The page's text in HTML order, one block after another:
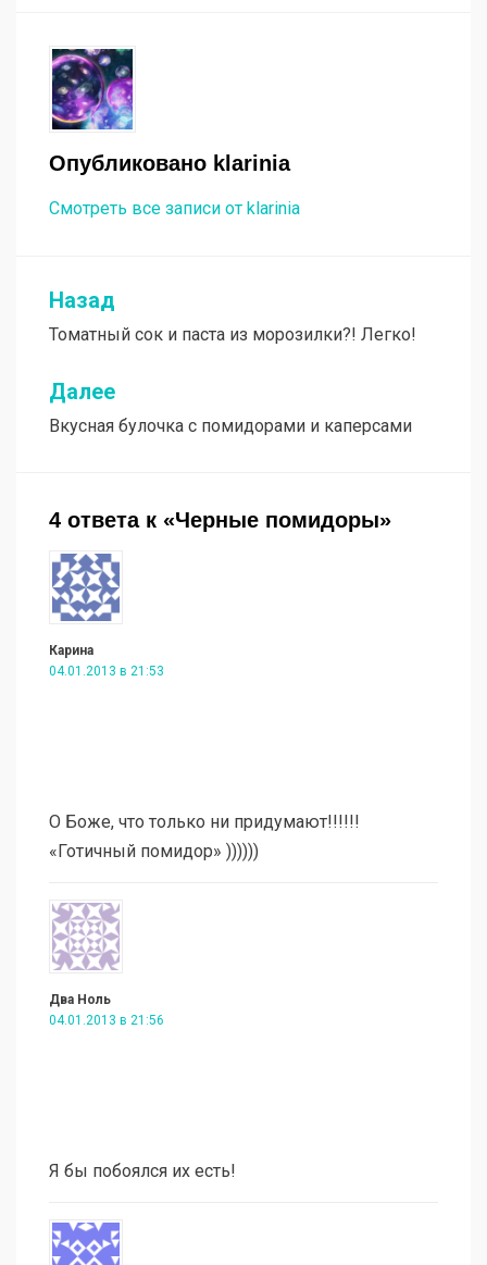
Опубликовано klarinia
Смотреть все записи от klarinia
Навигация
по
записям
Назад
Томатный сок и паста из морозилки?! Легко!
Далее
Вкусная булочка с помидорами и каперсами
4 ответа к «Черные помидоры»
Карина
04.01.2013 в 21:53
О Боже, что только ни придумают!!!!!!
«Готичный помидор» ))))))
Два Ноль
04.01.2013 в 21:56
Я бы побоялся их есть!